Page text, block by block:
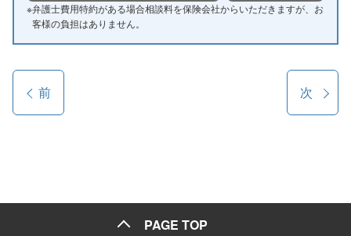
※弁護士費用特約がある場合相談料を保険会社からいただきますが、お
客様の負担はありません。
前 次
PAGE TOP